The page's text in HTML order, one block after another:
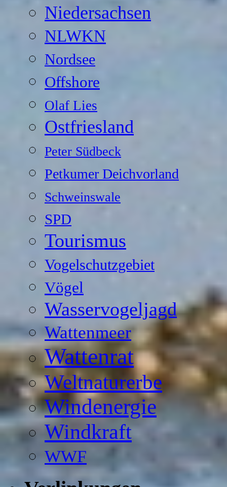
Niedersachsen
NLWKN
Nordsee
Offshore
Olaf Lies
Ostfriesland
Peter Südbeck
Petkumer Deichvorland
Schweinswale
SPD
Tourismus
Vogelschutzgebiet
Vögel
Wasservogeljagd
Wattenmeer
Wattenrat
Weltnaturerbe
Windenergie
Windkraft
WWF